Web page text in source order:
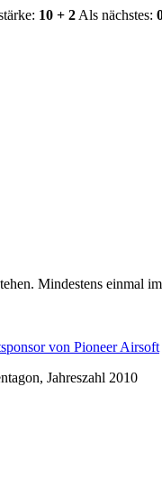
10 + 2 Als nächstes:
Mindestens einmal